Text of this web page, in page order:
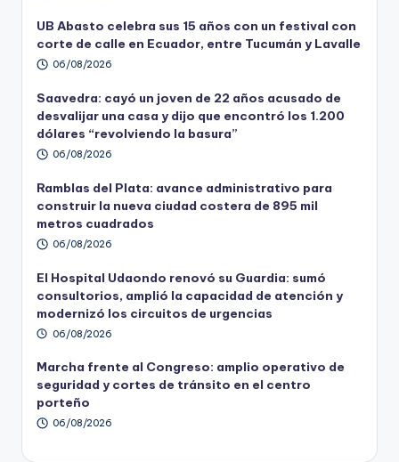
UB Abasto celebra sus 15 años con un festival con
corte de calle en Ecuador, entre Tucumán y Lavalle
06/08/2026
Saavedra: cayó un joven de 22 años acusado de
desvalijar una casa y dijo que encontró los 1.200
dólares “revolviendo la basura”
06/08/2026
Ramblas del Plata: avance administrativo para
construir la nueva ciudad costera de 895 mil
metros cuadrados
06/08/2026
El Hospital Udaondo renovó su Guardia: sumó
consultorios, amplió la capacidad de atención y
modernizó los circuitos de urgencias
06/08/2026
Marcha frente al Congreso: amplio operativo de
seguridad y cortes de tránsito en el centro
porteño
06/08/2026